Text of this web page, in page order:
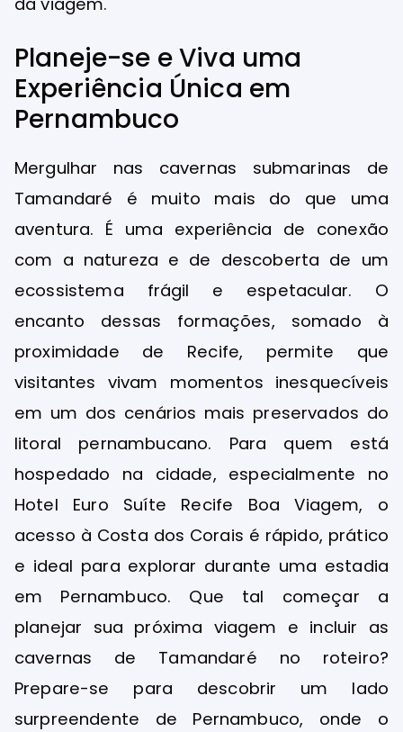
Planeje-se e Viva uma
Experiência Única em
Pernambuco
Mergulhar nas cavernas submarinas de
Tamandaré é muito mais do que uma
aventura. É uma experiência de conexão
com a natureza e de descoberta de um
ecossistema frágil e espetacular. O
encanto dessas formações, somado à
proximidade de Recife, permite que
visitantes vivam momentos inesquecíveis
em um dos cenários mais preservados do
litoral pernambucano. Para quem está
hospedado na cidade, especialmente no
Hotel Euro Suíte Recife Boa Viagem, o
acesso à Costa dos Corais é rápido, prático
e ideal para explorar durante uma estadia
em Pernambuco. Que tal começar a
planejar sua próxima viagem e incluir as
cavernas de Tamandaré no roteiro?
Prepare-se para descobrir um lado
surpreendente de Pernambuco, onde o